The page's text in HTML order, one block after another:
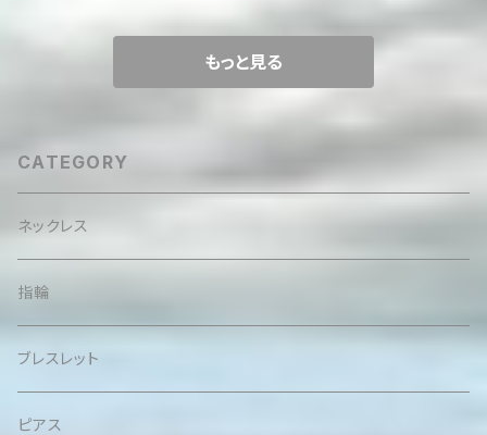
もっと見る
CATEGORY
ネックレス
指輪
ブレスレット
ピアス